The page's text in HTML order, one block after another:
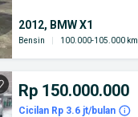
2012, BMW X1
Bensin 100.000-105.000 km
Rp 150.000.000
Cicilan Rp 3.6 jt/bulan